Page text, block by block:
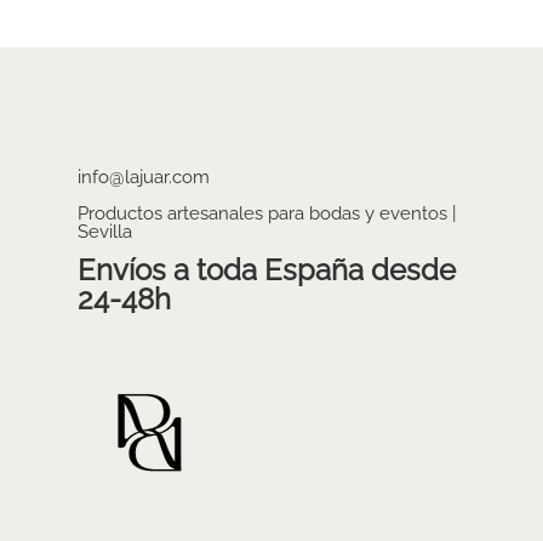
info@lajuar.com
Productos artesanales para bodas y eventos |
Sevilla
Envíos a toda España desde
24-48h